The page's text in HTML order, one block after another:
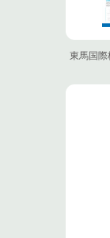
東馬国際